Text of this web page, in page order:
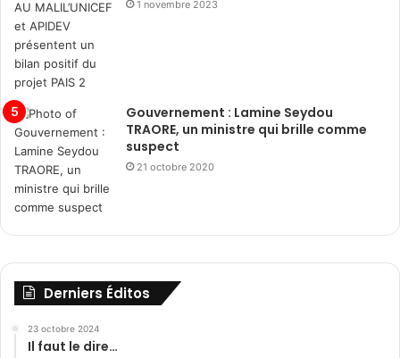
1 novembre 2023
Gouvernement : Lamine Seydou
TRAORE, un ministre qui brille comme
suspect
21 octobre 2020
Derniers Éditos
23 octobre 2024
Il faut le dire…